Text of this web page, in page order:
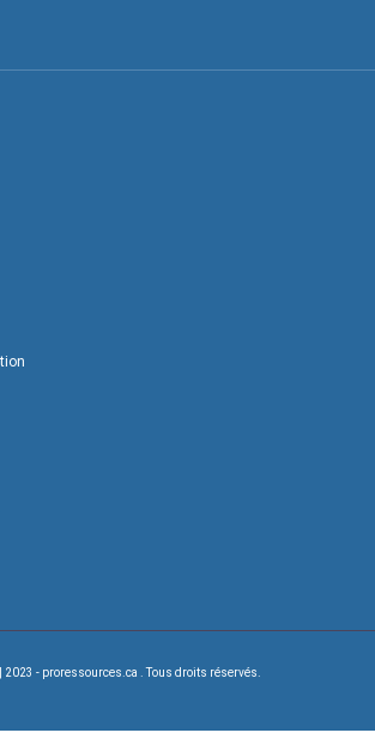
- proressources.ca . Tous droits réservés.